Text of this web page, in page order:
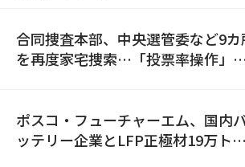
合同捜査本部、中央選管委など9カ
を再度家宅捜索…「投票率操作」の
ポスコ・フューチャーエム、国内
ッテリー企業とLFP正極材19万トン